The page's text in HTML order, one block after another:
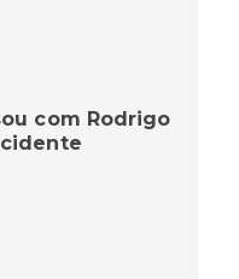
com Rodrigo